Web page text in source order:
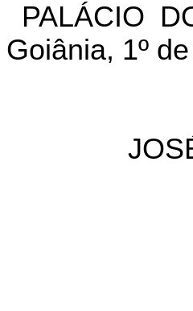
PALÁCIO
Goiânia, 1º